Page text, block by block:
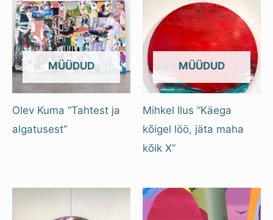
OUT OF STOCK
Olev Kuma “Tahtest ja
algatusest”
OUT OF STOCK
Mihkel Ilus “Käega
kõigel löö, jäta maha
kõik X”